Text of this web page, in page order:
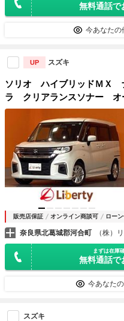
無料通話で
今あなたの
UP スズキ
ソリオ ハイブリッドＭ
ラ クリアランスソナー オ
ンアシスト 衝突被害軽減シ
動 オートライト スマート
販売店保証 オンライン商談可 ロー
奈良県北葛城郡河合町 （株）
まずは在庫
無料通話で
今あなた
スズキ